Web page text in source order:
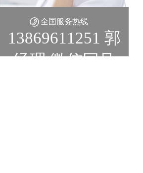
全国服务热线
13869611251 郭
经理 微信同号